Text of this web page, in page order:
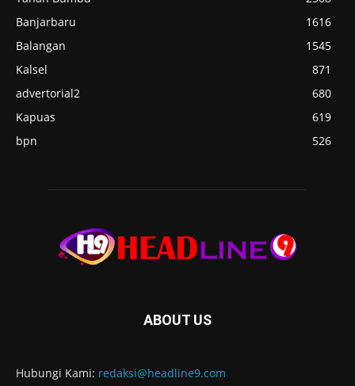
Banjarbaru
1616
Balangan
1545
Kalsel
871
advertorial2
680
Kapuas
619
bpn
526
ABOUT US
Hubungi Kami: redaksi@headline9.com